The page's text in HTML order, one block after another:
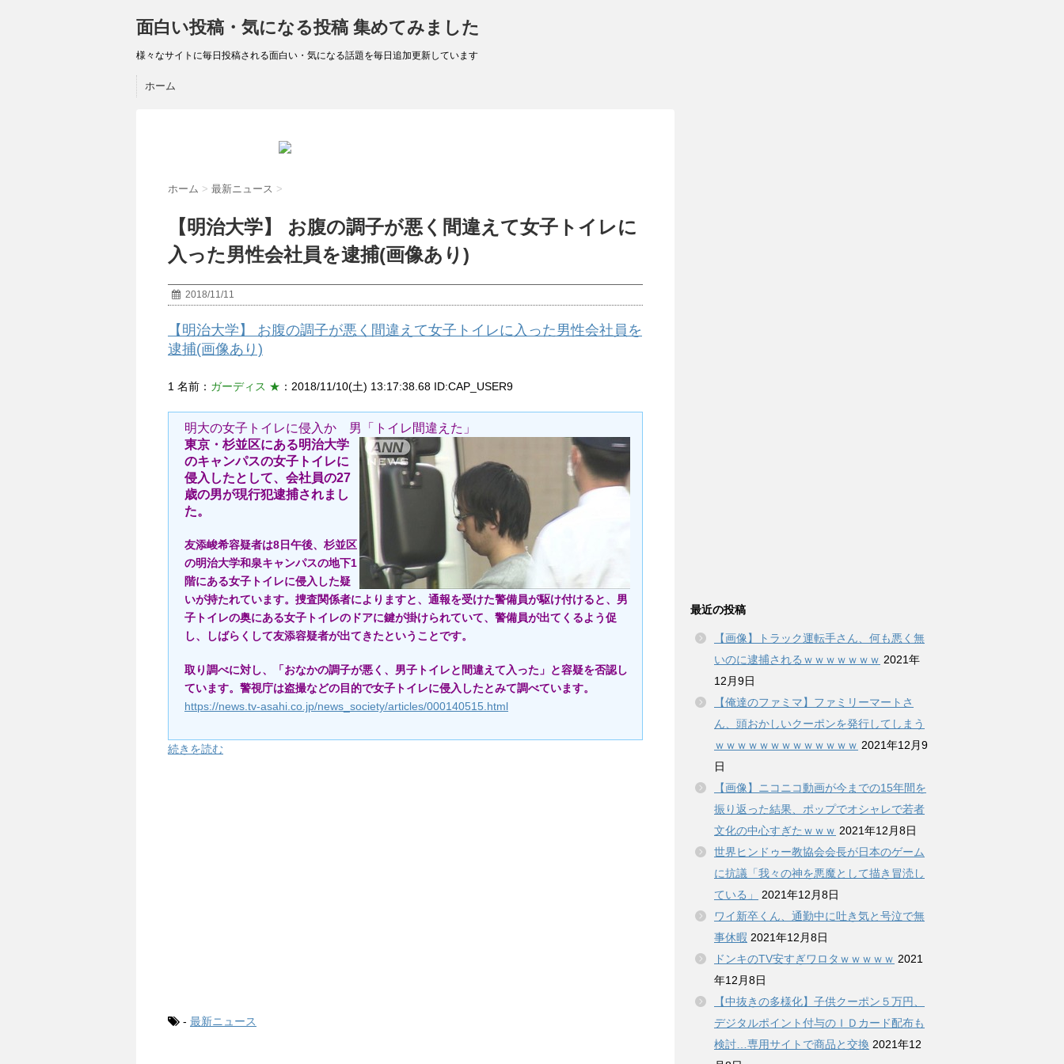
面白い投稿・気になる投稿 集めてみました
様々なサイトに毎日投稿される面白い・気になる話題を毎日追加更新しています
ホーム
ホーム > 最新ニュース >
【明治大学】 お腹の調子が悪く間違えて女子トイレに
入った男性会社員を逮捕(画像あり)
2018/11/11
【明治大学】 お腹の調子が悪く間違えて女子トイレに入った男性会社員を
逮捕(画像あり)
1 名前： ガーディス ★ ：2018/11/10(土) 13:17:38.68 ID:CAP_USER9
明大の女子トイレに侵入か 男「トイレ間違えた」
東京・杉並区にある明治大学
のキャンパスの女子トイレに
侵入したとして、会社員の27
歳の男が現行犯逮捕されまし
た。
友添峻希容疑者は8日午後、杉並区
の明治大学和泉キャンパスの地下1
階にある女子トイレに侵入した疑
いが持たれています。捜査関係者によりますと、通報を受けた警備員が駆け付けると、男
子トイレの奥にある女子トイレのドアに鍵が掛けられていて、警備員が出てくるよう促
し、しばらくして友添容疑者が出てきたということです。
取り調べに対し、「おなかの調子が悪く、男子トイレと間違えて入った」と容疑を否認し
ています。警視庁は盗撮などの目的で女子トイレに侵入したとみて調べています。
https://news.tv-asahi.co.jp/news_society/articles/000140515.html
続きを読む
- 最新ニュース
最近の投稿
【画像】トラック運転手さん、何も悪く無
いのに逮捕されるｗｗｗｗｗｗｗ 2021年
12月9日
【俺達のファミマ】ファミリーマートさ
ん、頭おかしいクーポンを発行してしまう
ｗｗｗｗｗｗｗｗｗｗｗｗｗ 2021年12月9
日
【画像】ニコニコ動画が今までの15年間を
振り返った結果、ポップでオシャレで若者
文化の中心すぎたｗｗｗ 2021年12月8日
世界ヒンドゥー教協会会長が日本のゲーム
に抗議「我々の神を悪魔として描き冒涜し
ている」
2021年12月8日
ワイ新卒くん、通勤中に吐き気と号泣で無
事休暇 2021年12月8日
ドンキのTV安すぎワロタｗｗｗｗｗ 2021
年12月8日
【中抜きの多様化】子供クーポン５万円、
デジタルポイント付与のＩＤカード配布も
検討…専用サイトで商品と交換 2021年12